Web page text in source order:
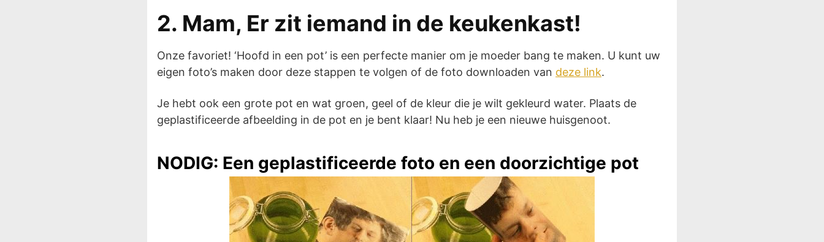
2. Mam, Er zit iemand in de keukenkast!
Onze favoriet! ‘Hoofd in een pot’ is een perfecte manier om je moeder bang te maken. U kunt uw
eigen foto’s maken door deze stappen te volgen of de foto downloaden van deze link.
Je hebt ook een grote pot en wat groen, geel of de kleur die je wilt gekleurd water. Plaats de
geplastificeerde afbeelding in de pot en je bent klaar! Nu heb je een nieuwe huisgenoot.
NODIG: Een geplastificeerde foto en een doorzichtige pot